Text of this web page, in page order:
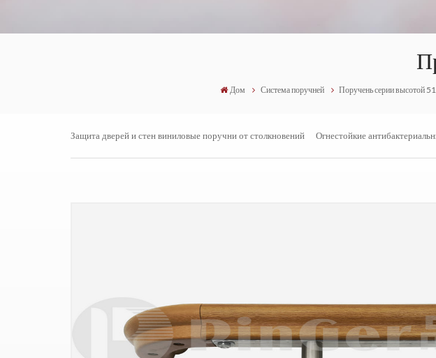
Дом Система поручней Поручень серии высотой
Защита дверей и стен виниловые поручни от столкновений Огнестойкие